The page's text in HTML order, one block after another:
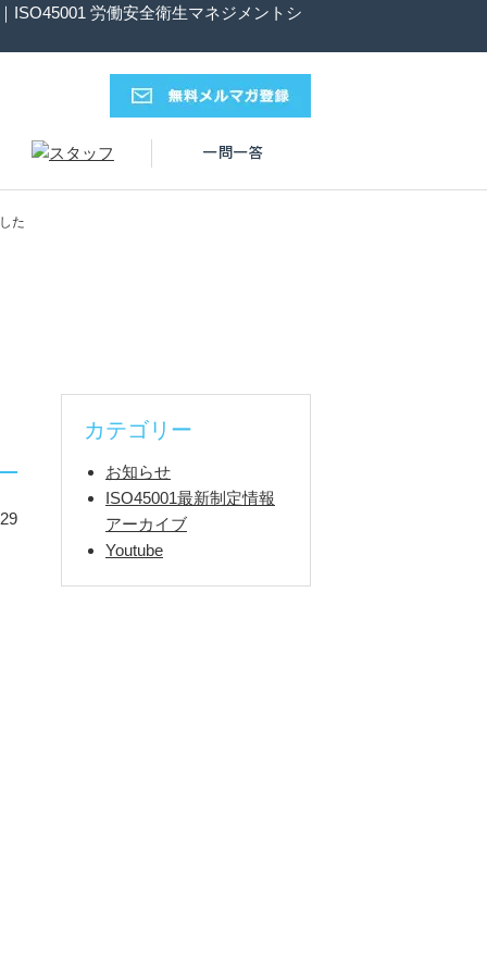
ISO45001 労働安全衛生マネジメントシ
た
カテゴリー
お知らせ
ISO45001最新制定情報
アーカイブ
Youtube